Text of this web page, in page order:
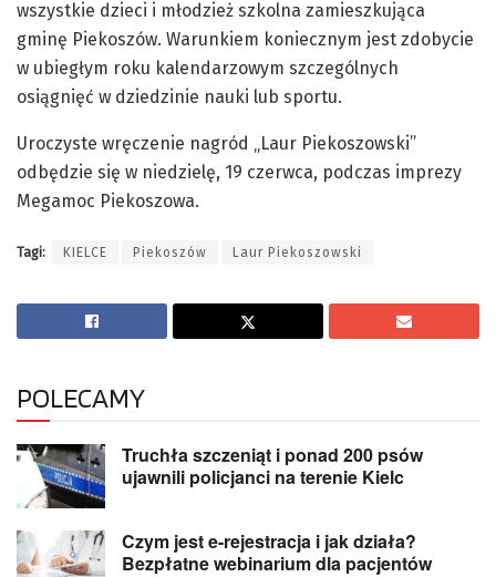
wszystkie dzieci i młodzież szkolna zamieszkująca
gminę Piekoszów. Warunkiem koniecznym jest zdobycie
w ubiegłym roku kalendarzowym szczególnych
osiągnięć w dziedzinie nauki lub sportu.
Uroczyste wręczenie nagród „Laur Piekoszowski”
odbędzie się w niedzielę, 19 czerwca, podczas imprezy
Megamoc Piekoszowa.
Tagi: KIELCE Piekoszów Laur Piekoszowski
POLECAMY
Truchła szczeniąt i ponad 200 psów
ujawnili policjanci na terenie Kielc
Czym jest e-rejestracja i jak działa?
Bezpłatne webinarium dla pacjentów